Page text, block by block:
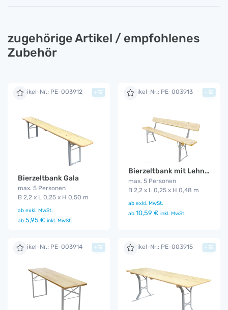
zugehörige Artikel / empfohlenes
Zubehör
Artikel-Nr.: PE-003912
Bierzeltbank Gala
max. 5 Personen
B 2,2 x L 0,25 x H 0,50 m
ab exkl. MwSt.
ab 5,95 € inkl. MwSt.
+ Artikel-Nr.: PE-003913
Bierzeltbank mit Lehne Gala
max. 5 Personen
B 2,2 x L 0,25 x H 0,48 m
ab exkl. MwSt.
ab 10,59 € inkl. MwSt.
+
Artikel-Nr.: PE-003914 + Artikel-Nr.: PE-003915 +